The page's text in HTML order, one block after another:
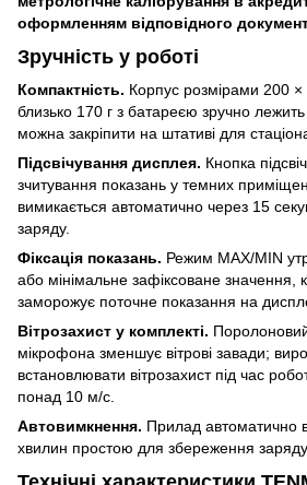
оформленням відповідного
Зручність у роботі
Компактність. Корпус розмірами 200
близько 170 г з батареєю зручно
можна закріпити на штативі для
Підсвічування дисплея. Кнопка
зчитування показань у темних
вимикається автоматично через 15
заряду.
Фіксація показань. Режим MAX/MIN
або мінімальне зафіксоване значення,
заморожує поточне показання на
Вітрозахист у комплекті.
мікрофона зменшує вітрові завади;
встановлювати вітрозахист під час
понад 10 м/с.
Автовимкнення. Прилад автоматично
хвилин простою для збереження заряду